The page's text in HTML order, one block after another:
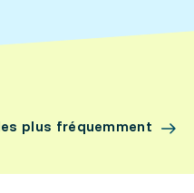
plus fréquemment